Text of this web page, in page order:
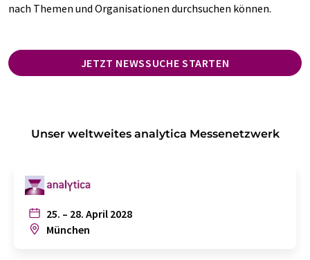
nach Themen und Organisationen durchsuchen können.
JETZT NEWSSUCHE STARTEN
Unser weltweites analytica Messenetzwerk
25. – 28. April 2028
München